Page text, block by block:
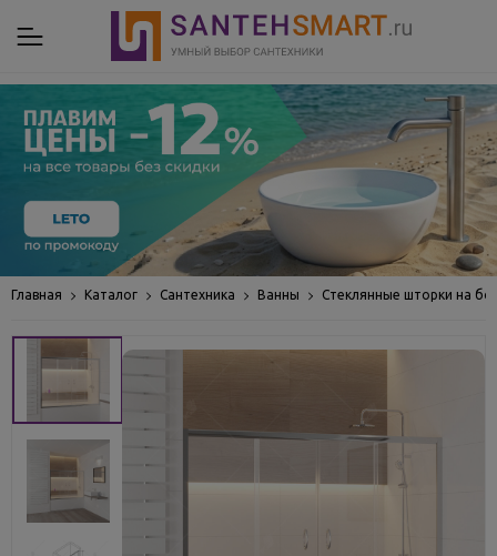
Главная Каталог Сантехника Ванны Стеклянные шторки на